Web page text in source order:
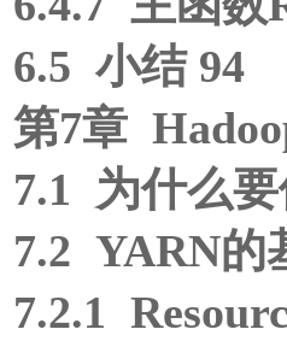
6.5 小结 94
第7章
7.1 为什么
7.2 YARN的
7.2.1